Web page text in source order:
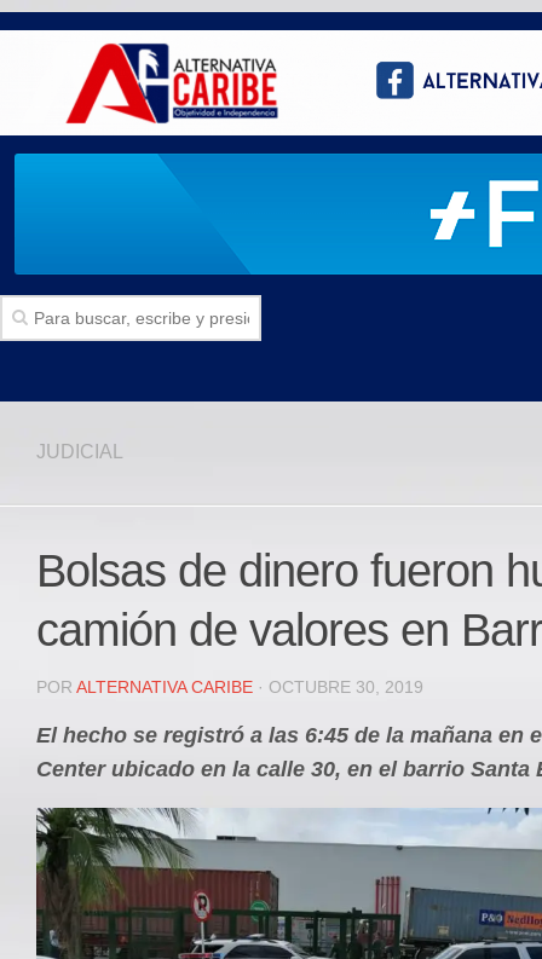
Politica
Deportes
JUDICIAL
DEPARTAMENTAL
Internacional
OPINIÓN
Contactenos
facebook
Twitter
JUDICIAL
Bolsas de dinero fueron
camión de valores en
POR ALTERNATIVA CARIBE · OCTUBRE 30, 2019
El hecho se registró a las 6:45 de la mañana en
Center ubicado en la calle 30, en el barrio Santa